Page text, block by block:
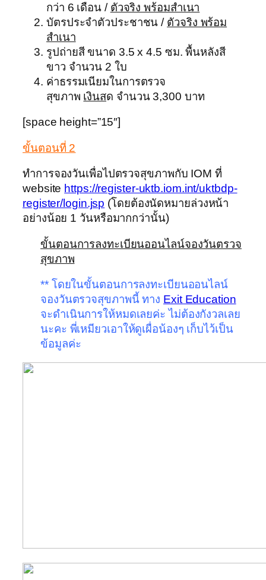
กว่า 6 เดือน / ตัวจริง พร้อมสำเนา
บัตรประจำตัวประชาชน / ตัวจริง พร้อม
สำเนา
รูปถ่ายสี ขนาด 3.5 x 4.5 ซม. พื้นหลังสี
ขาว จำนวน 2 ใบ
ค่าธรรมเนียมในการตรวจ
สุขภาพ เงินสด จำนวน 3,300 บาท
[space height=”15″]
ขั้นตอนที่ 2
ทำการจองวันเพื่อไปตรวจสุขภาพกับ IOM ที่
website https://register-uktb.iom.int/uktbdp-
register/login.jsp (โดยต้องนัดหมายล่วงหน้า
อย่างน้อย 1 วันหรือมากกว่านั้น)
ขั้นตอนการลงทะเบียนออนไลน์จองวันตรวจ
สุขภาพ
** โดยในขั้นตอนการลงทะเบียนออนไลน์
จองวันตรวจสุขภาพนี้ ทาง Exit Education
จะดำเนินการให้หมดเลยค่ะ ไม่ต้องกังวลเลย
นะคะ พี่เหมียวเอาให้ดูเผื่อน้องๆ เก็บไว้เป็น
ข้อมูลค่ะ